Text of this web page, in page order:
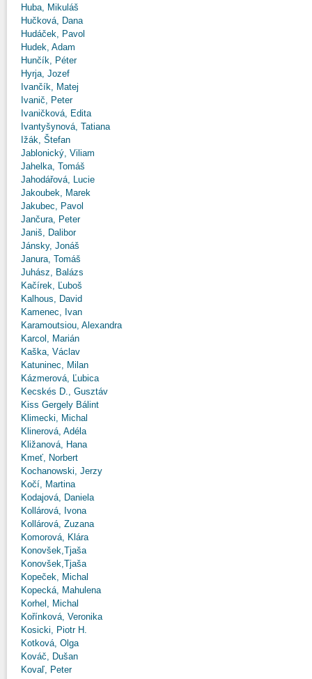
Huba, Mikuláš
Hučková, Dana
Hudáček, Pavol
Hudek, Adam
Hunčík, Péter
Hyrja, Jozef
Ivančík, Matej
Ivanič, Peter
Ivaničková, Edita
Ivantyšynová, Tatiana
Ižák, Štefan
Jablonický, Viliam
Jahelka, Tomáš
Jahodářová, Lucie
Jakoubek, Marek
Jakubec, Pavol
Jančura, Peter
Janiš, Dalibor
Jánsky, Jonáš
Janura, Tomáš
Juhász, Balázs
Kačírek, Ľuboš
Kalhous, David
Kamenec, Ivan
Karamoutsiou, Alexandra
Karcol, Marián
Kaška, Václav
Katuninec, Milan
Kázmerová, Ľubica
Kecskés D., Gusztáv
Kiss Gergely Bálint
Klimecki, Michal
Klinerová, Adéla
Kližanová, Hana
Kmeť, Norbert
Kochanowski, Jerzy
Kočí, Martina
Kodajová, Daniela
Kollárová, Ivona
Kollárová, Zuzana
Komorová, Klára
Konovšek,Tjaša
Konovšek,Tjaša
Kopeček, Michal
Kopecká, Mahulena
Korhel, Michal
Kořínková, Veronika
Kosicki, Piotr H.
Kotková, Olga
Kováč, Dušan
Kovaľ, Peter